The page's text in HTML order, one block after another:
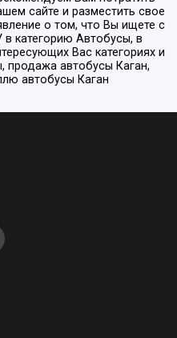
сайте и разместить свое
о том, что Вы ищете с
в категорию Автобусы, в
Вас категориях и
продажа автобусы Каган,
автобусы Каган